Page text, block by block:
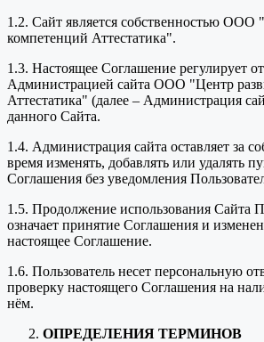
1.2. Сайт является собственностью ООО
компетенций Аттестатика".
1.3. Настоящее Соглашение регулирует
Администрацией сайта ООО "Центр
Аттестатика" (далее – Администрация
данного Сайта.
1.4. Администрация сайта оставляет за
время изменять, добавлять или удалять
Соглашения без уведомления
1.5. Продолжение использования Сайта
означает принятие Соглашения и
настоящее Соглашение.
1.6. Пользователь несет персональную
проверку настоящего Соглашения на
нём.
ОПРЕДЕЛЕНИЯ ТЕРМИНОВ